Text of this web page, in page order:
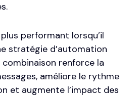
performant lorsqu’il
stratégie d’automation
renforce la
améliore le rythme
et augmente l’impact des